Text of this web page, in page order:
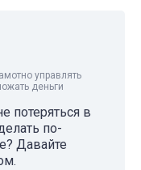
управлять
деньги
потеряться в
по-
Давайте